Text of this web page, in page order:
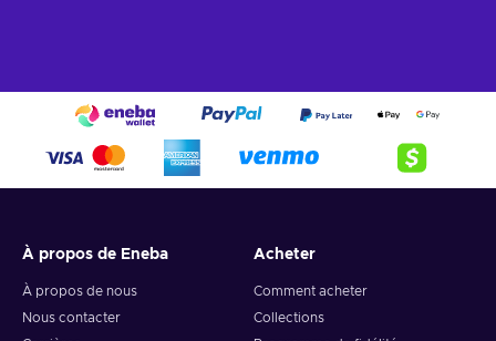
À propos de Eneba
À propos de nous
Nous contacter
Acheter
Comment acheter
Collections